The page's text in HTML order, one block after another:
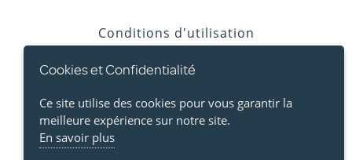
Conditions d'utilisation
Vie privée
Cookies
Cookies et Confidentialité
Ce site utilise des cookies pour vous garantir la
meilleure expérience sur notre site.
En savoir plus